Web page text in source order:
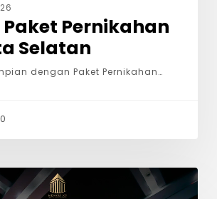
Paket Pernikahan
Selatan
dengan Paket Pernikahan…
0